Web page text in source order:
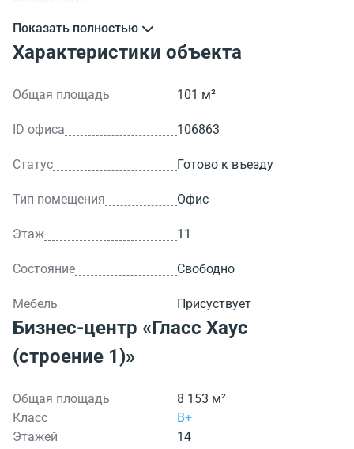
>ID объекта - 106863.
Показать полностью
Характеристики объекта
Общая площадь 101 м²
ID офиса 106863
Статус Готово к въезду
Тип помещения Офис
Этаж 11
Состояние Свободно
Мебель Присуствует
Бизнес-центр «Гласс Хаус
(строение 1)»
Общая площадь
8 153 м²
Класс
B+
Этажей
14